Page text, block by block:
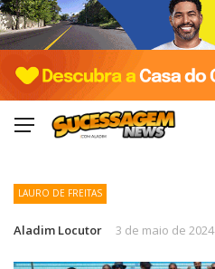
LAURO DE FREITAS
Aladim Locutor 3 de maio de 2024